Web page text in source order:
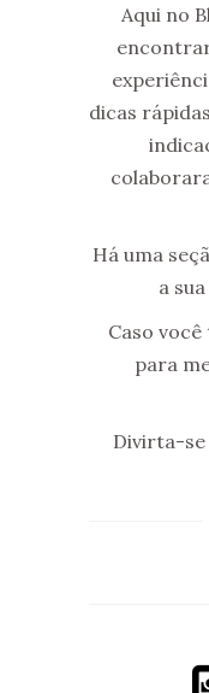
Aqui no
dicas
Há uma
a
Caso
para
Divirta-se